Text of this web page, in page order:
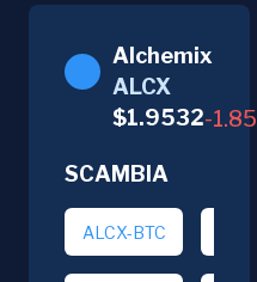
Alchemix
ALCX
$1.9532-1.85
SCAMBIA
ALCX-BTC